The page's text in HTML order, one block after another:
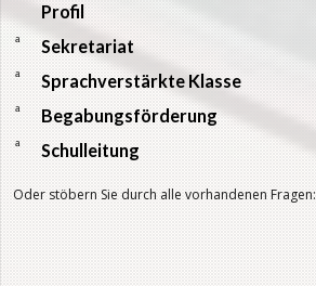
Profil
a Sekretariat
a Sprachverstärkte Klasse
a Begabungsförderung
a Schulleitung
Oder stöbern Sie durch alle vorhandenen Fragen: